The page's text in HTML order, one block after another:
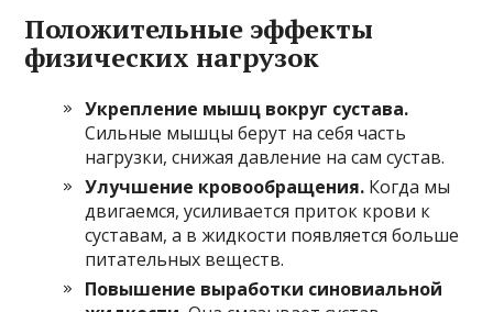
Положительные эффекты
физических нагрузок
Укрепление мышц вокруг сустава.
Сильные мышцы берут на себя часть
нагрузки, снижая давление на сам сустав.
Улучшение кровообращения. Когда мы
двигаемся, усиливается приток крови к
суставам, а в жидкости появляется больше
питательных веществ.
Повышение выработки синовиальной